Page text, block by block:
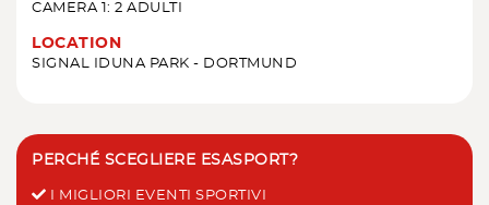
CAMERA 1: 2 ADULTI
LOCATION
SIGNAL IDUNA PARK - DORTMUND
PERCHÉ SCEGLIERE ESASPORT?
I MIGLIORI EVENTI SPORTIVI